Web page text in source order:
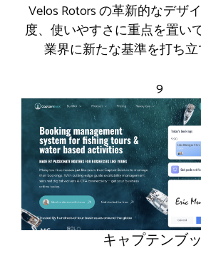
Velos Rotors の革新的なデザ
度、使いやすさに重点を置い
業界に新たな基準を打ち立
9
キャプテンブ